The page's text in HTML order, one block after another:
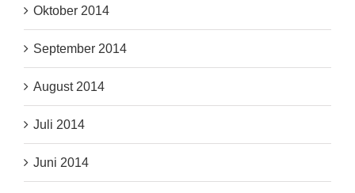
Oktober 2014
September 2014
August 2014
Juli 2014
Juni 2014